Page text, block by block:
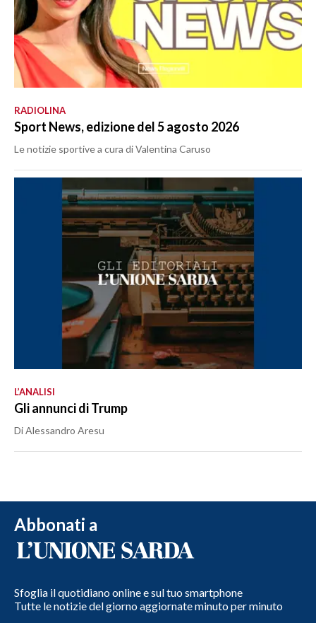
RADIOLINA
Sport News, edizione del 5 agosto 2026
Le notizie sportive a cura di Valentina Caruso
L’ANALISI
Gli annunci di Trump
Di Alessandro Aresu
Abbonati a
Sfoglia il quotidiano online e sul tuo smartphone
Tutte le notizie del giorno aggiornate minuto per minuto